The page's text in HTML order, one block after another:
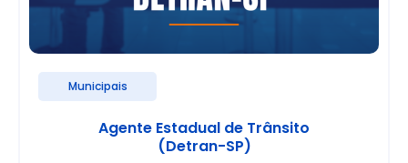
Municipais
Agente Estadual de Trânsito
(Detran-SP)